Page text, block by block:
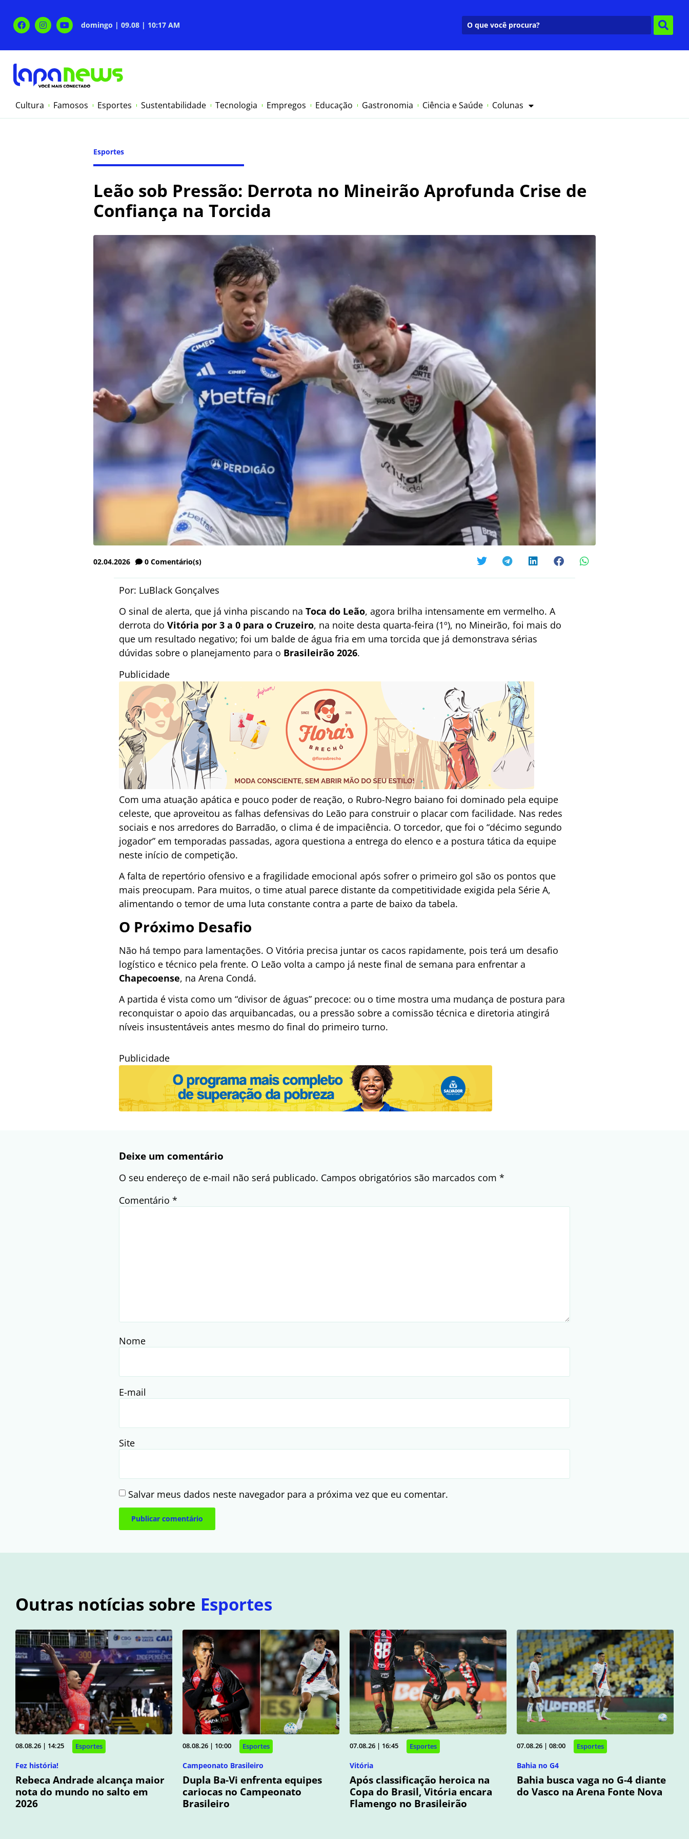
domingo | 09.08 | 10:17 AM
Cultura Famosos Esportes Sustentabilidade Tecnologia Empregos Educação Gastronomia Ciência e Saúde Colunas
Esportes
Leão sob Pressão: Derrota no Mineirão Aprofunda Crise de
Confiança na Torcida
02.04.2026 0 Comentário(s)
Por: LuBlack Gonçalves
O sinal de alerta, que já vinha piscando na Toca do Leão, agora brilha intensamente em vermelho. A
derrota do Vitória por 3 a 0 para o Cruzeiro, na noite desta quarta-feira (1º), no Mineirão, foi mais do
que um resultado negativo; foi um balde de água fria em uma torcida que já demonstrava sérias
dúvidas sobre o planejamento para o Brasileirão 2026.
Publicidade
Com uma atuação apática e pouco poder de reação, o Rubro-Negro baiano foi dominado pela equipe
celeste, que aproveitou as falhas defensivas do Leão para construir o placar com facilidade. Nas redes
sociais e nos arredores do Barradão, o clima é de impaciência. O torcedor, que foi o “décimo segundo
jogador” em temporadas passadas, agora questiona a entrega do elenco e a postura tática da equipe
neste início de competição.
A falta de repertório ofensivo e a fragilidade emocional após sofrer o primeiro gol são os pontos que
mais preocupam. Para muitos, o time atual parece distante da competitividade exigida pela Série A,
alimentando o temor de uma luta constante contra a parte de baixo da tabela.
O Próximo Desafio
Não há tempo para lamentações. O Vitória precisa juntar os cacos rapidamente, pois terá um desafio
logístico e técnico pela frente. O Leão volta a campo já neste final de semana para enfrentar a
Chapecoense, na Arena Condá.
A partida é vista como um “divisor de águas” precoce: ou o time mostra uma mudança de postura para
reconquistar o apoio das arquibancadas, ou a pressão sobre a comissão técnica e diretoria atingirá
níveis insustentáveis antes mesmo do final do primeiro turno.
Publicidade
Deixe um comentário
O seu endereço de e-mail não será publicado. Campos obrigatórios são marcados com *
Comentário *
Nome
E-mail
Site
Salvar meus dados neste navegador para a próxima vez que eu comentar.
Outras notícias sobre Esportes
08.08.26 | 14:25 Esportes
Fez história!
Rebeca Andrade alcança maior
nota do mundo no salto em
2026
08.08.26 | 10:00 Esportes
Campeonato Brasileiro
Dupla Ba-Vi enfrenta equipes
cariocas no Campeonato
Brasileiro
07.08.26 | 16:45 Esportes
Vitória
Após classificação heroica na
Copa do Brasil, Vitória encara
Flamengo no Brasileirão
07.08.26 | 08:00 Esportes
Bahia no G4
Bahia busca vaga no G-4 diante
do Vasco na Arena Fonte Nova